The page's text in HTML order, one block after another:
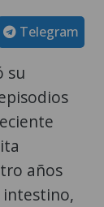
Telegram
su
años
intestino,